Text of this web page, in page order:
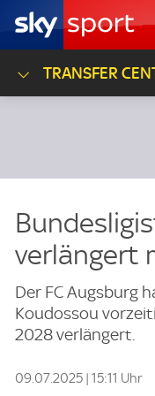
TRANSFER
verlängert
Der FC Augsburg
Koudossou
2028 verlängert.
09.07.2025 | 15:11 Uhr